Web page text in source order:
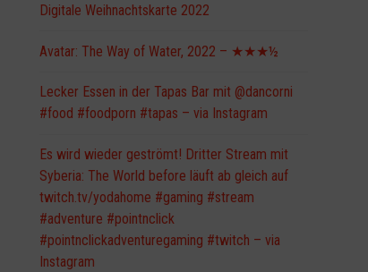
Digitale Weihnachtskarte 2022
Avatar: The Way of Water, 2022 – ★★★½
Lecker Essen in der Tapas Bar mit @dancorni
#food #foodporn #tapas – via Instagram
Es wird wieder geströmt! Dritter Stream mit
Syberia: The World before läuft ab gleich auf
twitch.tv/yodahome #gaming #stream
#adventure #pointnclick
#pointnclickadventuregaming #twitch – via
Instagram